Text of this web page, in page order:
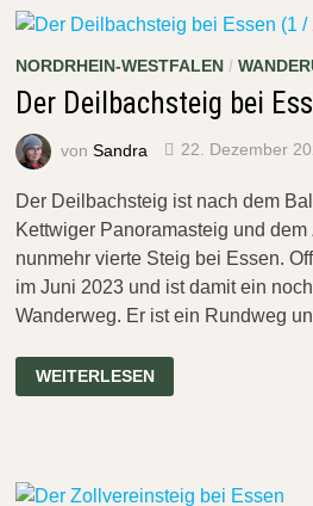
–
OH
DER
IST
WEG!
NORDRHEIN-WESTFALEN/
Der Deilbachsteig bei
von Sandra 22. Dezember
Der Deilbachsteig ist nach dem
Kettwiger Panoramasteig und
nunmehr vierte Steig bei Essen.
im Juni 2023 und ist damit ein
Wanderweg. Er ist ein Rundweg
DER
DEILBACHSTEIG
WEITERLESEN